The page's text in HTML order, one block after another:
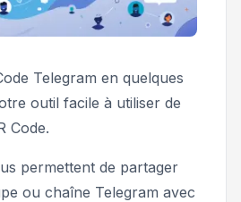
Telegram en quelques
outil facile à utiliser de
Code.
permettent de partager
ou chaîne Telegram avec